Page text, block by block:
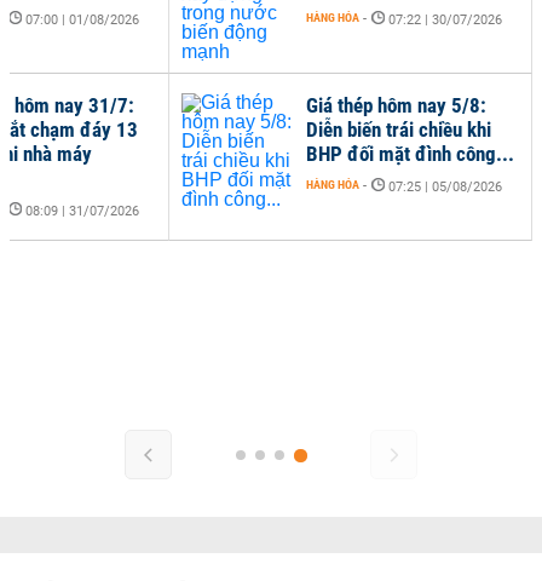
Giá thép hôm nay 5/8:
Diễn biến trái chiều khi
BHP đối mặt đình công...
HÀNG HÓA - 07:25 | 05/08/2026
07:00 | 01/08/2026
hôm nay 31/7:
chạm đáy 13
nhà máy
08:09 | 31/07/2026
HÀNG HÓA - 07:22 | 30/07/2026